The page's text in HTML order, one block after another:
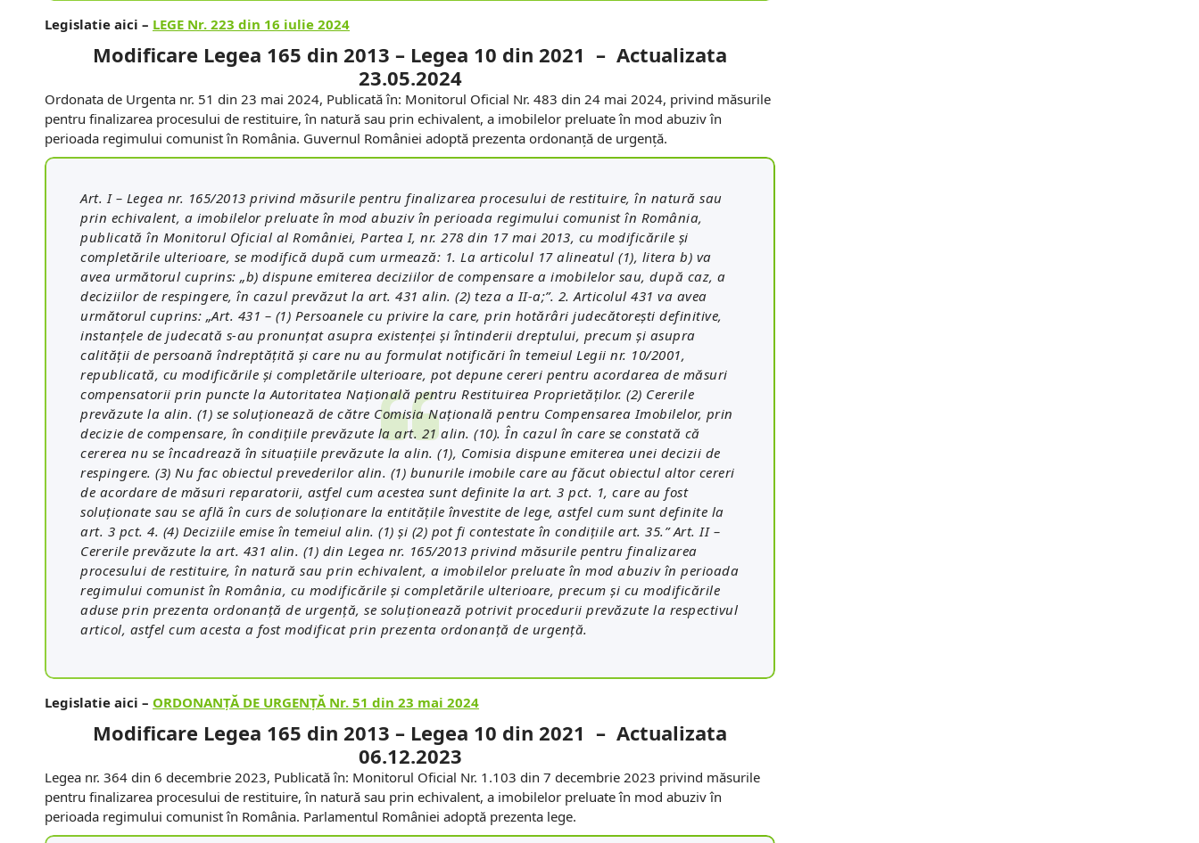
Legislatie aici – LEGE Nr. 223 din 16 iulie 2024
Modificare Legea 165 din 2013 – Legea 10 din 2021 – Actualizata
23.05.2024
Ordonata de Urgenta nr. 51 din 23 mai 2024, Publicată în: Monitorul Oficial Nr. 483 din 24 mai 2024, privind măsurile
pentru finalizarea procesului de restituire, în natură sau prin echivalent, a imobilelor preluate în mod abuziv în
perioada regimului comunist în România. Guvernul României adoptă prezenta ordonanţă de urgenţă.
Art. I – Legea nr. 165/2013 privind măsurile pentru finalizarea procesului de restituire, în natură sau
prin echivalent, a imobilelor preluate în mod abuziv în perioada regimului comunist în România,
publicată în Monitorul Oficial al României, Partea I, nr. 278 din 17 mai 2013, cu modificările şi
completările ulterioare, se modifică după cum urmează: 1. La articolul 17 alineatul (1), litera b) va
avea următorul cuprins: „b) dispune emiterea deciziilor de compensare a imobilelor sau, după caz, a
deciziilor de respingere, în cazul prevăzut la art. 431 alin. (2) teza a II-a;”. 2. Articolul 431 va avea
următorul cuprins: „Art. 431 – (1) Persoanele cu privire la care, prin hotărâri judecătoreşti definitive,
instanţele de judecată s-au pronunţat asupra existenţei şi întinderii dreptului, precum şi asupra
calităţii de persoană îndreptăţită şi care nu au formulat notificări în temeiul Legii nr. 10/2001,
republicată, cu modificările şi completările ulterioare, pot depune cereri pentru acordarea de măsuri
compensatorii prin puncte la Autoritatea Naţională pentru Restituirea Proprietăţilor. (2) Cererile
prevăzute la alin. (1) se soluţionează de către Comisia Naţională pentru Compensarea Imobilelor, prin
decizie de compensare, în condiţiile prevăzute la art. 21 alin. (10). În cazul în care se constată că
cererea nu se încadrează în situaţiile prevăzute la alin. (1), Comisia dispune emiterea unei decizii de
respingere. (3) Nu fac obiectul prevederilor alin. (1) bunurile imobile care au făcut obiectul altor cereri
de acordare de măsuri reparatorii, astfel cum acestea sunt definite la art. 3 pct. 1, care au fost
soluţionate sau se află în curs de soluţionare la entităţile învestite de lege, astfel cum sunt definite la
art. 3 pct. 4. (4) Deciziile emise în temeiul alin. (1) şi (2) pot fi contestate în condiţiile art. 35.” Art. II –
Cererile prevăzute la art. 431 alin. (1) din Legea nr. 165/2013 privind măsurile pentru finalizarea
procesului de restituire, în natură sau prin echivalent, a imobilelor preluate în mod abuziv în perioada
regimului comunist în România, cu modificările şi completările ulterioare, precum şi cu modificările
aduse prin prezenta ordonanţă de urgenţă, se soluţionează potrivit procedurii prevăzute la respectivul
articol, astfel cum acesta a fost modificat prin prezenta ordonanţă de urgenţă.
Legislatie aici – ORDONANŢĂ DE URGENŢĂ Nr. 51 din 23 mai 2024
Modificare Legea 165 din 2013 – Legea 10 din 2021 – Actualizata
06.12.2023
Legea nr. 364 din 6 decembrie 2023, Publicată în: Monitorul Oficial Nr. 1.103 din 7 decembrie 2023 privind măsurile
pentru finalizarea procesului de restituire, în natură sau prin echivalent, a imobilelor preluate în mod abuziv în
perioada regimului comunist în România. Parlamentul României adoptă prezenta lege.